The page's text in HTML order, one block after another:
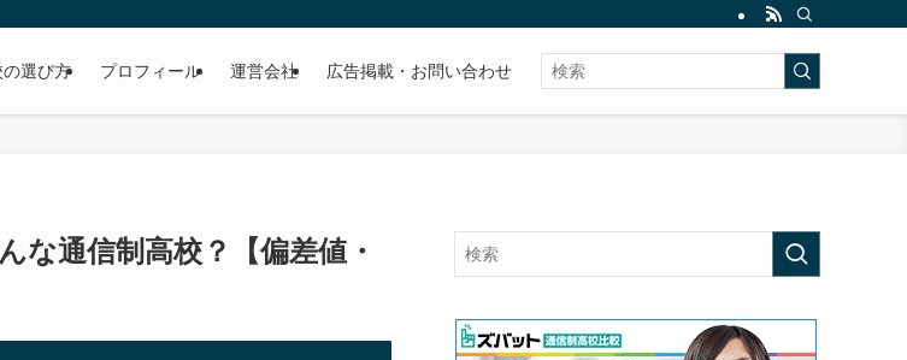
選び方 プロフィール 運営会社 広告掲載・お問い合わせ
な通信制高校？【偏差値・